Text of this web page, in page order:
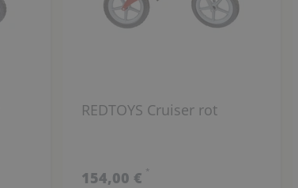
REDTOYS Cruiser rot
154,00 € *